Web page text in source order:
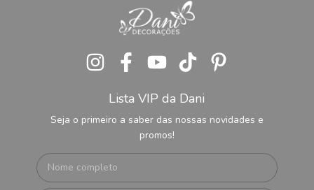
Lista VIP da Dani
Seja o primeiro a saber das nossas novidades e
promos!